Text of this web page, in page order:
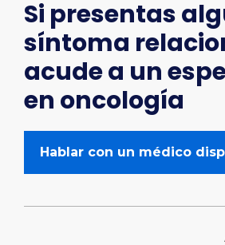
Si presentas
síntoma
acude a un
en oncología
Hablar con un médico